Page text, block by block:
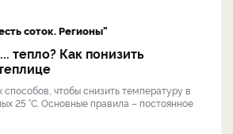
соток. Регионы"
тепло? Как понизить
чтобы снизить температуру в
25 °С. Основные правила – постоянное